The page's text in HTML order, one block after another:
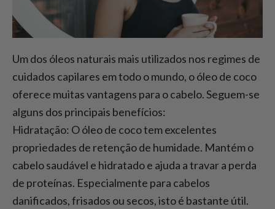
Um dos óleos naturais mais utilizados nos regimes de
cuidados capilares em todo o mundo, o óleo de coco
oferece muitas vantagens para o cabelo. Seguem-se
alguns dos principais benefícios:
Hidratação: O óleo de coco tem excelentes
propriedades de retenção de humidade. Mantém o
cabelo saudável e hidratado e ajuda a travar a perda
de proteínas. Especialmente para cabelos
danificados, frisados ou secos, isto é bastante útil.